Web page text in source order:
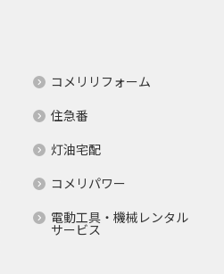
コメリリフォーム
住急番
灯油宅配
コメリパワー
電動工具・機械レンタル
サービス